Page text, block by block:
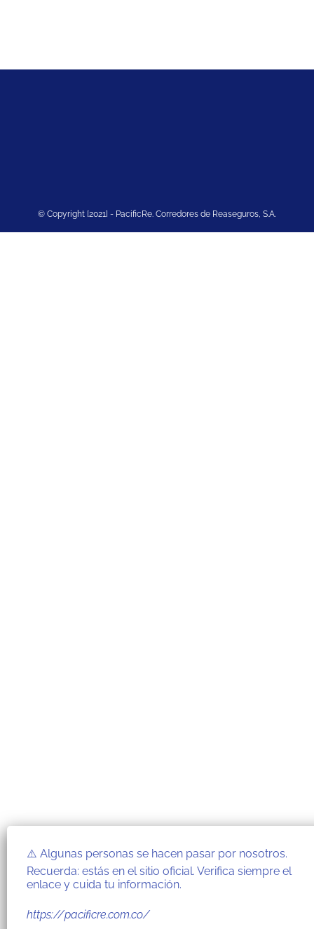
© Copyright [2021] - PacificRe. Corredores de Reaseguros, S.A.
⚠️ Algunas personas se hacen pasar por nosotros.
Recuerda: estás en el sitio oficial. Verifica siempre el
enlace y cuida tu información.
https://pacificre.com.co/